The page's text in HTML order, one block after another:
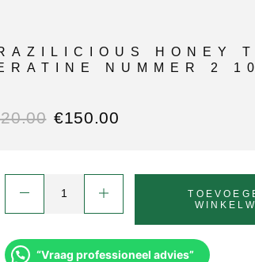
HONEY
NUMMER 2
€150.00
“Vraag professioneel advies”